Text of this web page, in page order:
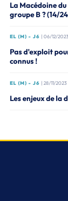
La Macédoine
groupe B ? (14/
EL (M) - J6 | 06/12/2023
Pas d'exploit
connus !
EL (M) - J6 | 28/11/2023
Les enjeux de la